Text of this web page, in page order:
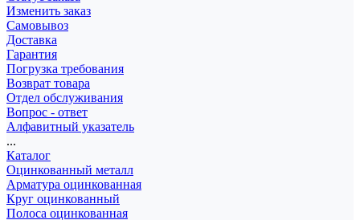
Изменить заказ
Самовывоз
Доставка
Гарантия
Погрузка требования
Возврат товара
Отдел обслуживания
Вопрос - ответ
Алфавитный указатель
...
Каталог
Оцинкованный металл
Арматура оцинкованная
Круг оцинкованный
Полоса оцинкованная